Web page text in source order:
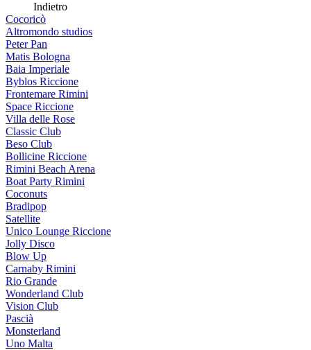
Indietro
Cocoricò
Altromondo studios
Peter Pan
Matis Bologna
Baia Imperiale
Byblos Riccione
Frontemare Rimini
Space Riccione
Villa delle Rose
Classic Club
Beso Club
Bollicine Riccione
Rimini Beach Arena
Boat Party Rimini
Coconuts
Bradipop
Satellite
Unico Lounge Riccione
Jolly Disco
Blow Up
Carnaby Rimini
Rio Grande
Wonderland Club
Vision Club
Pascià
Monsterland
Uno Malta